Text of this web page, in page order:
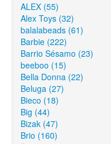
ALEX (55)
Alex Toys (32)
balalabeads (61)
Barbie (222)
Barrio Sésamo (23)
beeboo (15)
Bella Donna (22)
Beluga (27)
Bieco (18)
Big (44)
Bizak (47)
Brio (160)